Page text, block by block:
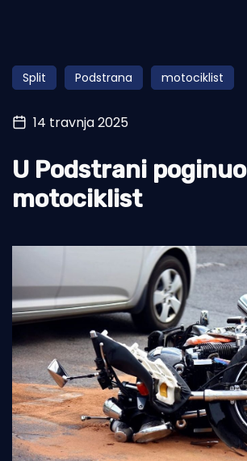
Obala
Otoci
Turizam i nautika
Pomorstvo
Ribolov
Split Podstrana motociklist
14 travnja 2025
U Podstrani poginuo
motociklist